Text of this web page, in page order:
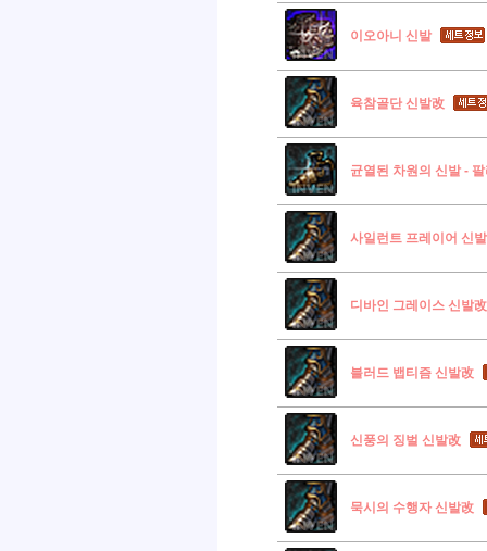
이오아니 신발
육참골단 신발改
균열된 차원의 신발 -
사일런트 프레이어 신
디바인 그레이스 신발改
블러드 뱁티즘 신발改
신풍의 징벌 신발改
묵시의 수행자 신발改